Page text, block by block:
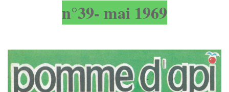
n°39- mai 1969